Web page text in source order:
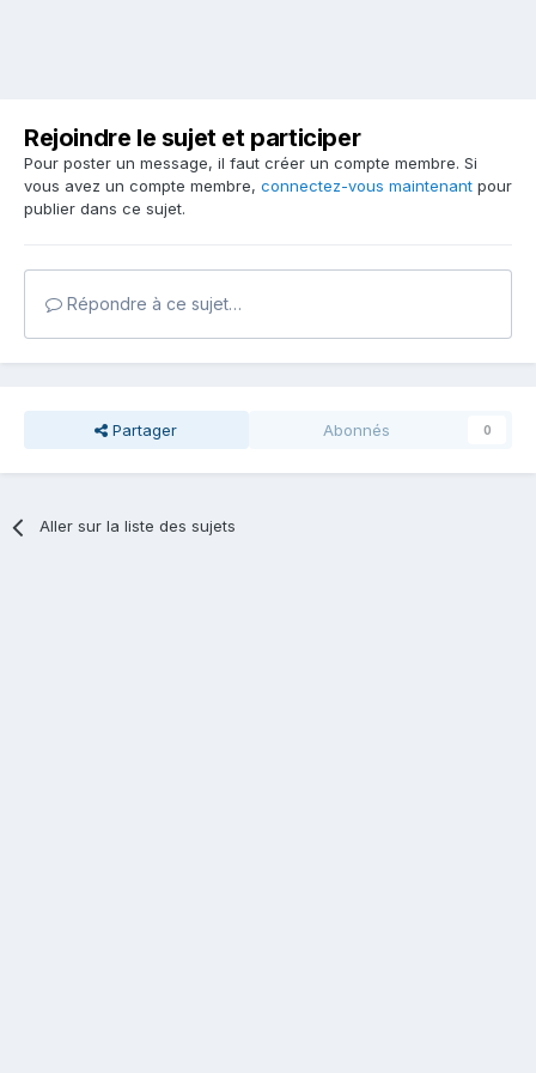
Rejoindre le sujet et participer
Pour poster un message, il faut créer un compte membre. Si
vous avez un compte membre, connectez-vous maintenant pour
publier dans ce sujet.
Répondre à ce sujet…
Partager Abonnés 0
Aller sur la liste des sujets